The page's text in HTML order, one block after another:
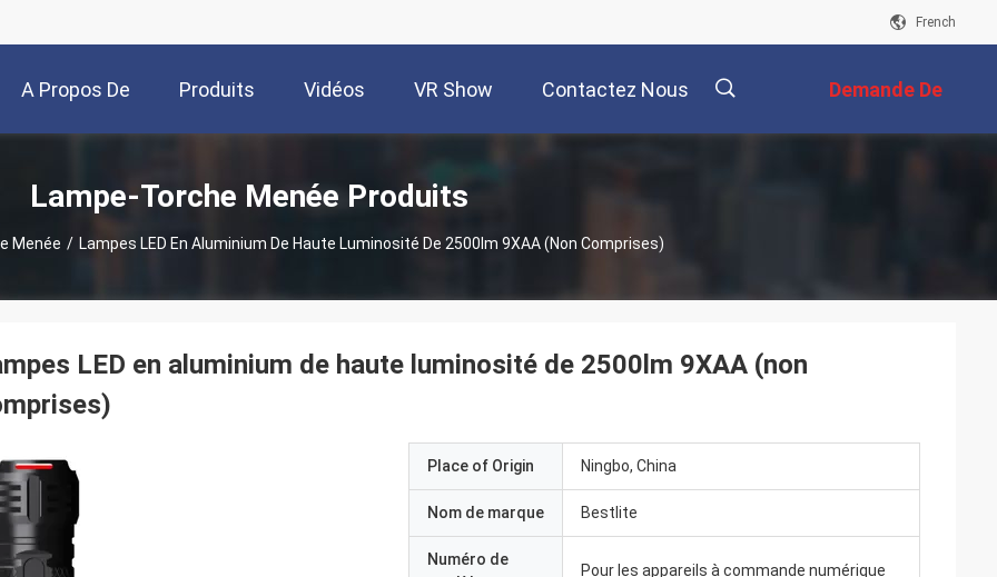
French
A Propos De Produits Vidéos VR Show Contactez Nous Demande De
Soumission
Lampe-Torche Menée Produits
Menée / Lampes LED En Aluminium De Haute Luminosité De 2500lm 9XAA (non Comprises)
LED en aluminium de haute luminosité de 2500lm 9XAA (non
Place of Origin Ningbo, China
Nom de marque Bestlite
Numéro de
Pour les appareils à commande numérique